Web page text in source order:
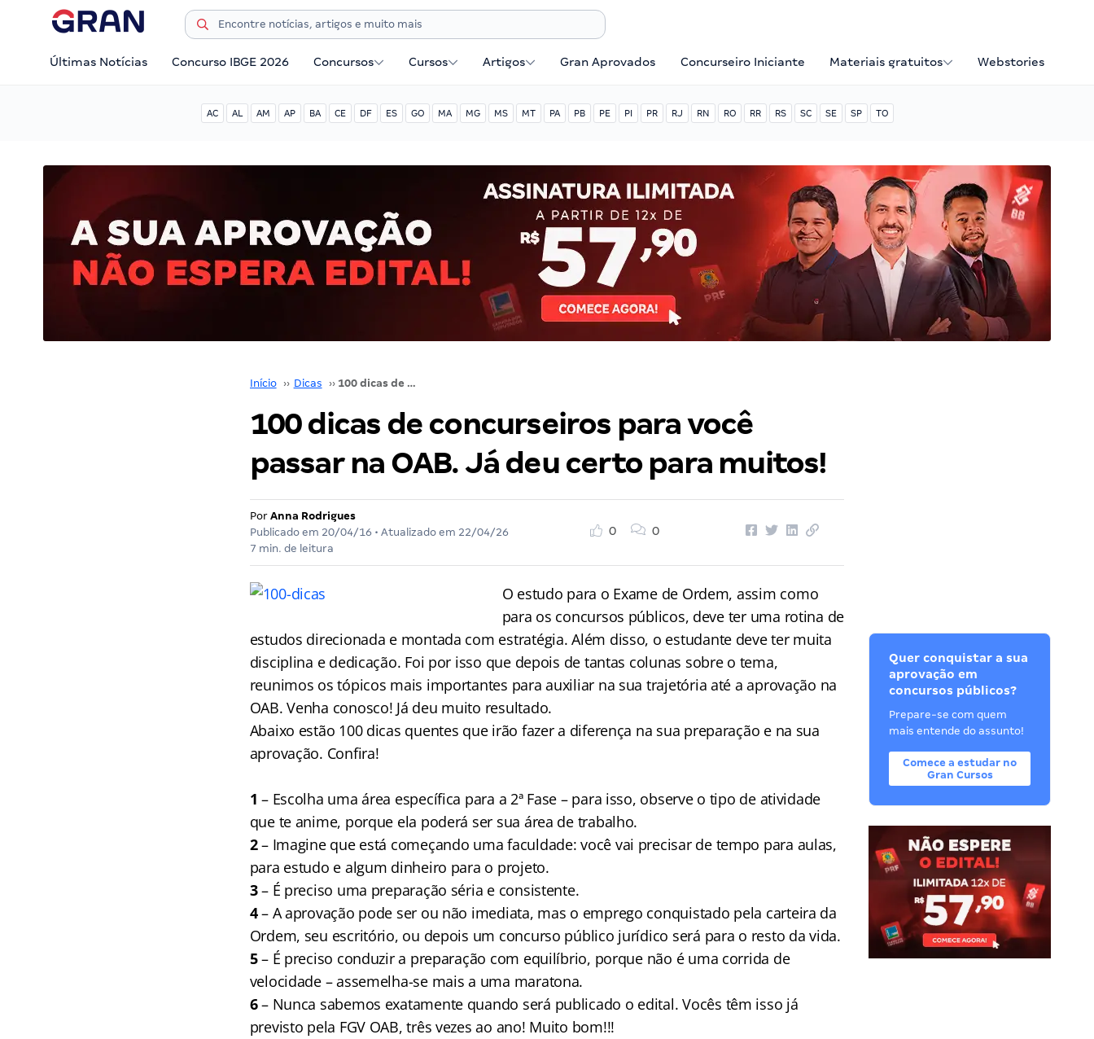
Últimas Notícias Concurso IBGE 2026 Concursos Cursos Artigos Gran Aprovados Concurseiro Iniciante Materiais gratuitos Webstories
AC AL AM AP BA CE DF ES GO MA MG MS MT PA PB PE PI PR RJ RN RO RR RS SC SE SP TO
Início ›› Dicas ›› 100 dicas de concurseiros para você passar na OAB. Já deu certo para muitos!
100 dicas de concurseiros para você
passar na OAB. Já deu certo para muitos!
Por Anna Rodrigues
Publicado em 20/04/16 • Atualizado em 22/04/26
7 min. de leitura
0 0
O estudo para o Exame de Ordem, assim como
para os concursos públicos, deve ter uma rotina de
estudos direcionada e montada com estratégia. Além disso, o estudante deve ter muita
disciplina e dedicação. Foi por isso que depois de tantas colunas sobre o tema,
reunimos os tópicos mais importantes para auxiliar na sua trajetória até a aprovação na
OAB. Venha conosco! Já deu muito resultado.
Abaixo estão 100 dicas quentes que irão fazer a diferença na sua preparação e na sua
aprovação. Confira!
1 – Escolha uma área específica para a 2ª Fase – para isso, observe o tipo de atividade
que te anime, porque ela poderá ser sua área de trabalho.
2– Imagine que está começando uma faculdade: você vai precisar de tempo para aulas,
para estudo e algum dinheiro para o projeto.
3– É preciso uma preparação séria e consistente.
4– A aprovação pode ser ou não imediata, mas o emprego conquistado pela carteira da
Ordem, seu escritório, ou depois um concurso público jurídico será para o resto da vida.
5– É preciso conduzir a preparação com equilíbrio, porque não é uma corrida de
velocidade – assemelha-se mais a uma maratona.
6– Nunca sabemos exatamente quando será publicado o edital. Vocês têm isso já
previsto pela FGV OAB, três vezes ao ano! Muito bom!!!
Quer conquistar a sua
aprovação em
concursos públicos?
Prepare-se com quem
mais entende do assunto!
Comece a estudar no
Gran Cursos